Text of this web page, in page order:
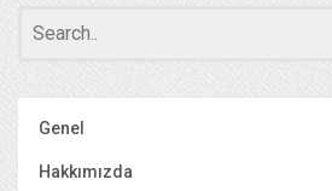
Genel
Hakkımızda